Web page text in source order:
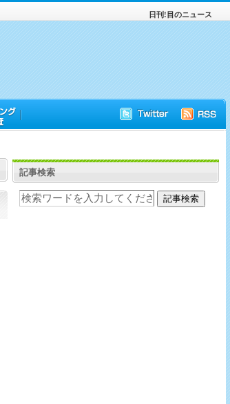
日刊!目のニュース
記事検索